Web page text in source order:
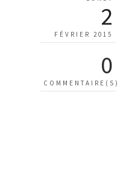
2
FÉVRIER 2015
0
COMMENTAIRE(S)